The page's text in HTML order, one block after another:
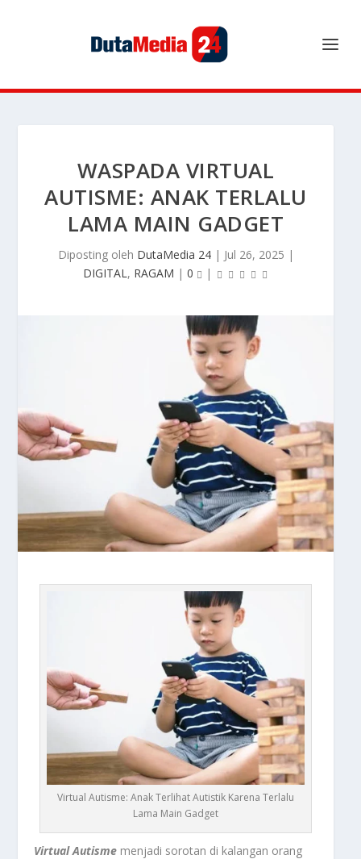
WASPADA VIRTUAL
AUTISME: ANAK TERLALU
LAMA MAIN GADGET
Diposting oleh DutaMedia 24| Jul 26, 2025 |
DIGITAL, RAGAM | 0 |
Virtual Autisme: Anak Terlihat Autistik Karena Terlalu
Lama Main Gadget
Virtual Autisme menjadi sorotan di kalangan orang